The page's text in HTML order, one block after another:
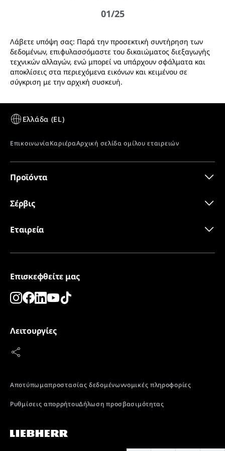
SuperCool
αγοράσατε, ώστε να διατηρείται η φρεσκάδα και να
σφραγίζονται τα αρώματα, ενώ διατηρούνται οι
βασικές βιταμίνες και τα μεταλλικά στοιχεία.
SuperFrost
σφραγίζονται τα αρώματα, ενώ διατηρούνται οι
δεδομένα 3D
Λάβετε υπόψη σας: Παρά την προσεκτική συντήρηση των
δεδομένων, επιφυλασσόμαστε του δικαιώματος διεξαγωγής
τεχνικών αλλαγών, ενώ μπορεί να υπάρχουν σφάλματα και
αποκλίσεις στα περιεχόμενα εικόνων και κειμένου σε
σύγκριση με την αρχική συσκευή.
Προϊόντα
Σέρβις
Εταιρεία
Επισκεφθείτε μας
Λειτουργίες